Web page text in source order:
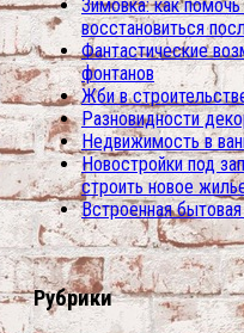
Зимовка: как
восстановиться
Фантастические
фонтанов
Жби в
Разновидности
Недвижимость в
Новостройки под
строить новое
Встроенная
Рубрики